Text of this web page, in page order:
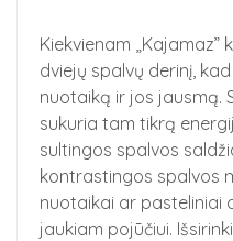
Kiekvienam
dviejų spalvų derinį,
nuotaiką ir jos jausmą.
sukuria tam tikrą
sultingos spalvos
kontrastingos spalvos
nuotaikai ar pasteliniai
jaukiam pojūčiui.